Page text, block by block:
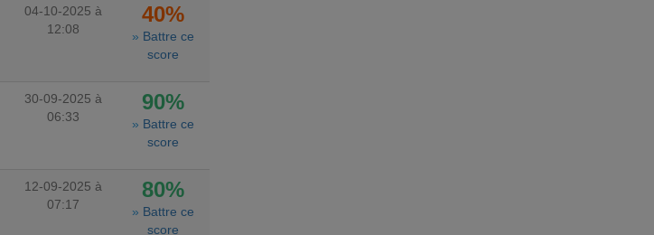
04-10-2025 à
12:08
40%
» Battre ce
score
30-09-2025 à
06:33
90%
» Battre ce
score
12-09-2025 à
07:17
80%
» Battre ce
score